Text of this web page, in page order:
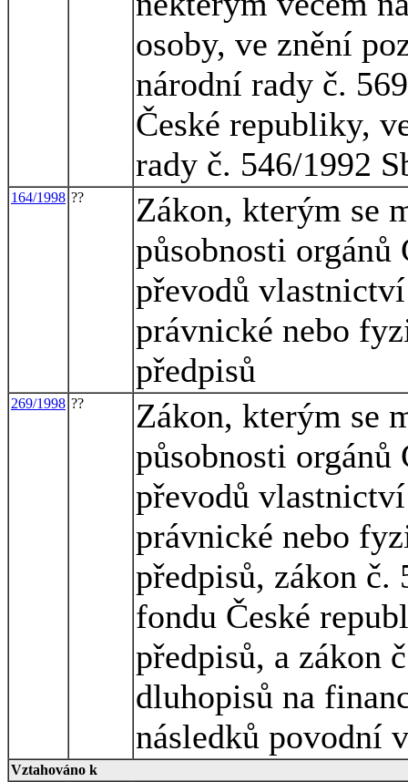
osoby, ve znění
národní rady č.
České republiky,
rady č. 546/1992
164/1998 ??
Zákon, kterým se
působnosti orgánů
převodů
právnické nebo
předpisů
269/1998 ??
Zákon, kterým se
působnosti orgánů
převodů
právnické nebo
předpisů, zákon č.
fondu České
předpisů, a zákon
dluhopisů na
následků povodní
Vztahováno k